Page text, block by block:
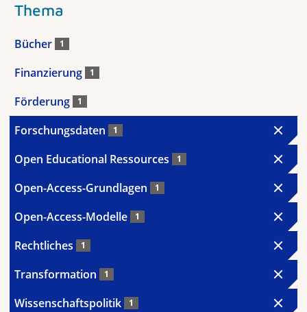
Thema
Bücher 1
Finanzierung 1
Förderung 1
Forschungsdaten 1
Open Educational Ressources 1
Open-Access-Grundlagen 1
Open-Access-Modelle 1
Rechtliches 1
Transformation 1
Wissenschaftspolitik 1